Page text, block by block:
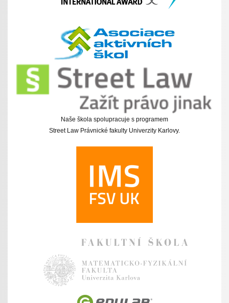
Naše škola spolupracuje s programem
Street Law Právnické fakulty Univerzity Karlovy.